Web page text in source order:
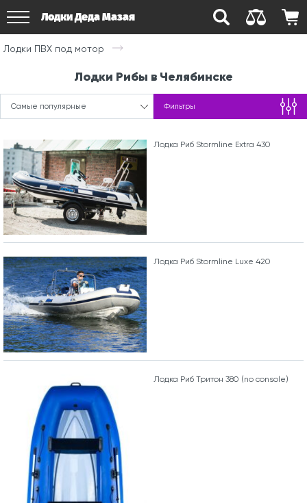
Лодки Деда Мазая
Лодки ПВХ под мотор
Лодки Рибы в Челябинске
Самые популярные Фильтры
Лодка Риб Stormline Extra 430
Лодка Риб Stormline Luxe 420
Лодка Риб Тритон 380 (no console)